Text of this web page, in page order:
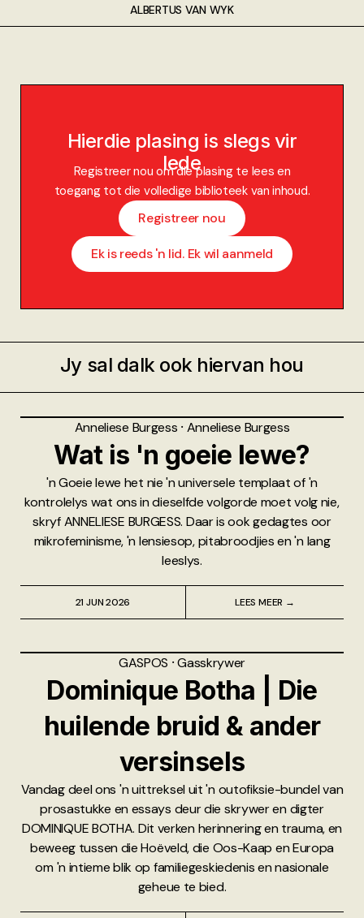
ALBERTUS VAN WYK
Hierdie plasing is slegs vir
lede
Registreer nou om die plasing te lees en
toegang tot die volledige biblioteek van inhoud.
Registreer nou
Ek is reeds 'n lid. Ek wil aanmeld
Jy sal dalk ook hiervan hou
Anneliese Burgess ⸱ Anneliese Burgess
Wat is 'n goeie lewe?
'n Goeie lewe het nie 'n universele templaat of 'n
kontrolelys wat ons in dieselfde volgorde moet volg nie,
skryf ANNELIESE BURGESS. Daar is ook gedagtes oor
mikrofeminisme, 'n lensiesop, pitabroodjies en 'n lang
leeslys.
21 JUN 2026 LEES MEER →
GASPOS ⸱Gasskrywer
Dominique Botha | Die
huilende bruid & ander
versinsels
Vandag deel ons 'n uittreksel uit 'n outofiksie-bundel van
prosastukke en essays deur die skrywer en digter
DOMINIQUE BOTHA. Dit verken herinnering en trauma, en
beweeg tussen die Hoëveld, die Oos-Kaap en Europa
om 'n intieme blik op familiegeskiedenis en nasionale
geheue te bied.